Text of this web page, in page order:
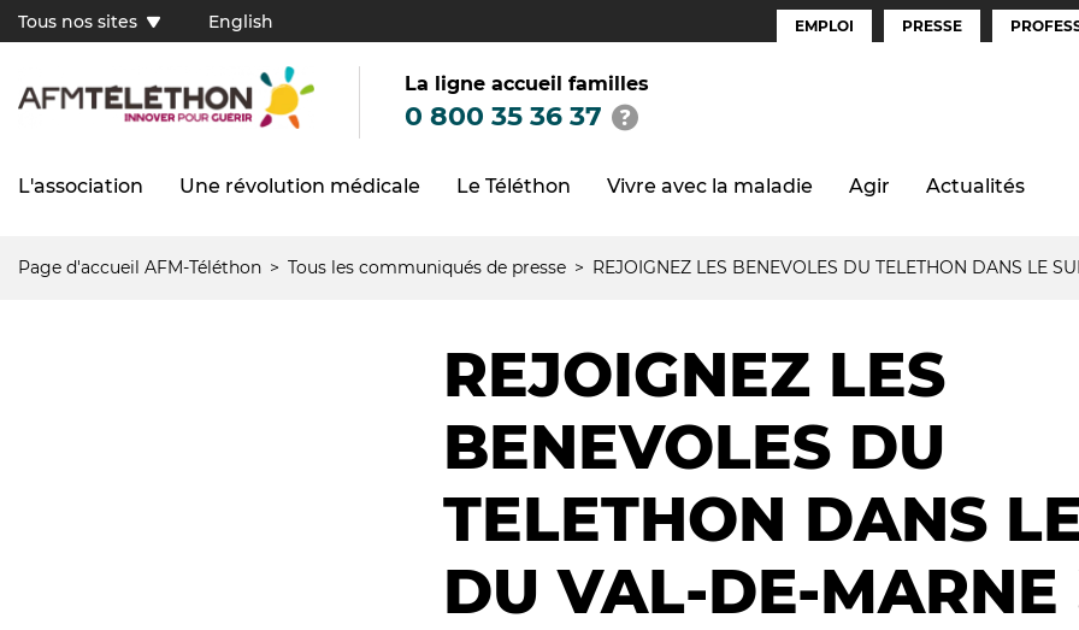
contenu
Tous
sites
(FR)
Tous nos sites English
Espaces
EMPLOI PRESSE
La ligne accueil familles
0 800 35 36 37
Navigation
L'association Une révolution médicale Le Téléthon Vivre avec la maladie Agir Actualités
Fil
Page d'accueil AFM-Téléthon Tous les communiqués de presse REJOIGNEZ LES BENEVOLES DU TELETHON DANS LE
REJOIGNEZ LES
BENEVOLES DU
TELETHON DANS
DU VAL-DE-MARNE